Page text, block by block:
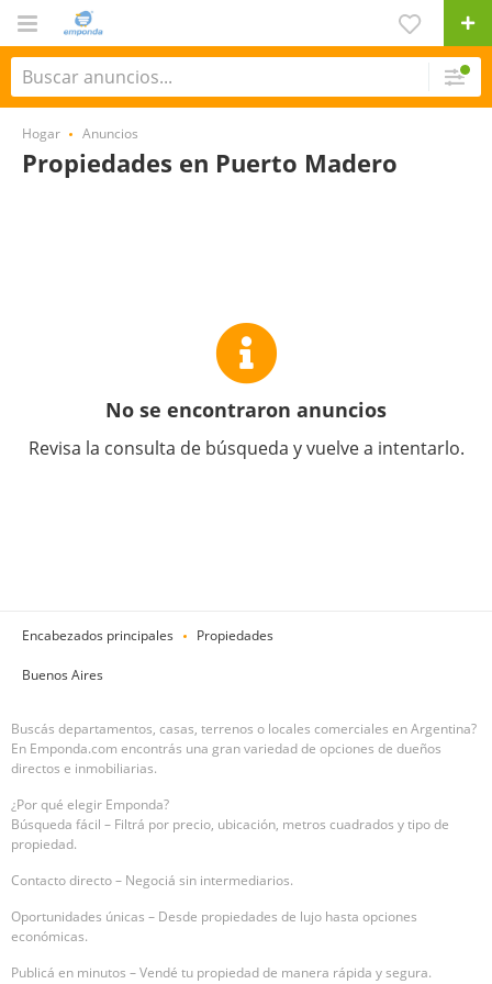
Hogar Anuncios
Propiedades en Puerto Madero
No se encontraron anuncios
Revisa la consulta de búsqueda y vuelve a intentarlo.
Encabezados principales Propiedades
Buenos Aires
Buscás departamentos, casas, terrenos o locales comerciales en Argentina?
En Emponda.com encontrás una gran variedad de opciones de dueños
directos e inmobiliarias.
¿Por qué elegir Emponda?
Búsqueda fácil – Filtrá por precio, ubicación, metros cuadrados y tipo de
propiedad.
Contacto directo – Negociá sin intermediarios.
Oportunidades únicas – Desde propiedades de lujo hasta opciones
económicas.
Publicá en minutos – Vendé tu propiedad de manera rápida y segura.